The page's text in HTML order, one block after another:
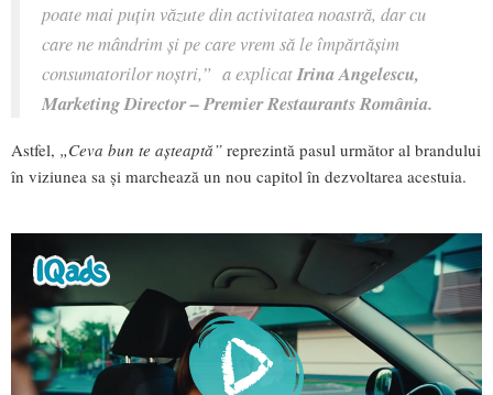
poate mai puțin văzute din activitatea noastră, dar cu
care ne mândrim și pe care vrem să le împărtășim
consumatorilor noștri,” a explicatIrina Angelescu,
Marketing Director – Premier Restaurants România.
Astfel, „Ceva bun te așteaptă” reprezintă pasul următor al brandului
în viziunea sa și marchează un nou capitol în dezvoltarea acestuia.